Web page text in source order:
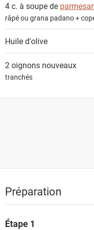
4 c. à soupe de
râpé ou grana padano +
Huile d'olive
2 oignons nouveaux
tranchés
Préparation
Étape 1